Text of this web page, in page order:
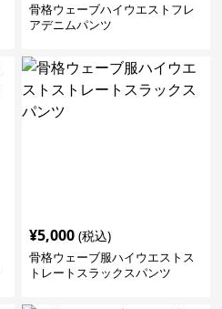
骨格ウェーブハイウエストフレ
アデニムパンツ
¥5,000 (税込)
骨格ウェーブ服ハイウエストス
トレートスラックスパンツ